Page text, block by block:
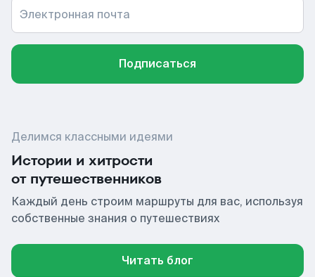
Электронная почта
Подписаться
Делимся классными идеями
Истории и хитрости
от путешественников
Каждый день строим маршруты для вас, используя
собственные знания о путешествиях
Читать блог